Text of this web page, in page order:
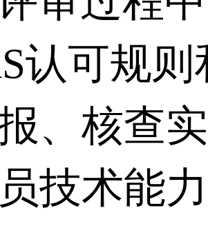
认可规
、核查
技术能